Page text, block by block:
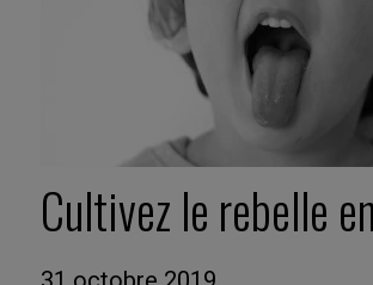
Cultivez le rebelle